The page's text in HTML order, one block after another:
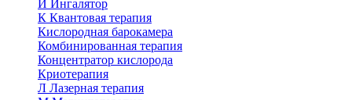
И Ингалятор
К Квантовая терапия
Кислородная барокамера
Комбинированная терапия
Концентратор кислорода
Криотерапия
Л Лазерная терапия